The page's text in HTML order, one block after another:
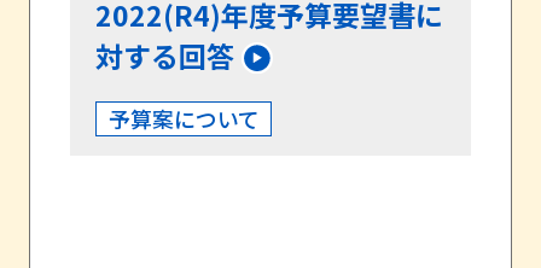
2022(R4)年度予算要望書に
対する回答
予算案について